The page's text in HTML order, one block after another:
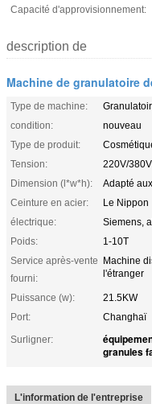
Capacité d'approvisionnement:
description de
Machine de granulatoire
Type de machine:
condition:
nouveau
Type de produit:
Tension:
220V/380V
Dimension (l*w*h):
Adapté
Ceinture en acier:
Le Nippon
électrique:
Siemens,
Poids:
1-10T
Service après-vente
fourni:
Machine
l'étranger
Puissance (w):
21.5KW
Port:
Changhaï
Surligner:
granules
L'information de l'entreprise